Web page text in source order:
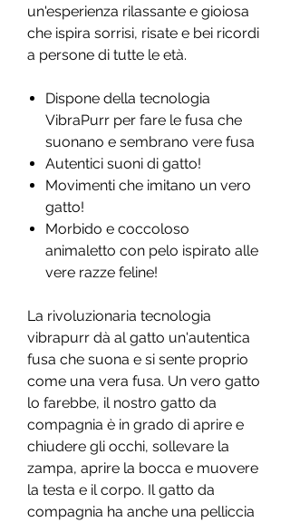
un'esperienza rilassante e gioiosa
che ispira sorrisi, risate e bei ricordi
a persone di tutte le età.
Dispone della tecnologia
VibraPurr per fare le fusa che
suonano e sembrano vere fusa
Autentici suoni di gatto!
Movimenti che imitano un vero
gatto!
Morbido e coccoloso
animaletto con pelo ispirato alle
vere razze feline!
La rivoluzionaria tecnologia
vibrapurr dà al gatto un'autentica
fusa che suona e si sente proprio
come una vera fusa. Un vero gatto
lo farebbe, il nostro gatto da
compagnia è in grado di aprire e
chiudere gli occhi, sollevare la
zampa, aprire la bocca e muovere
la testa e il corpo. Il gatto da
compagnia ha anche una pelliccia